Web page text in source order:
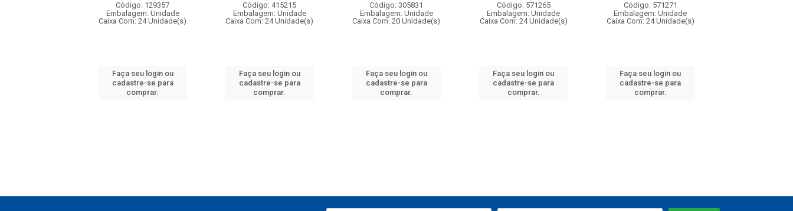
Código: 129357
Embalagem: Unidade
Caixa Com: 24 Unidade(s)
Faça seu login ou
cadastre-se para
comprar.
Código: 415215
Embalagem: Unidade
Caixa Com: 24 Unidade(s)
Faça seu login ou
cadastre-se para
comprar.
Código: 305831
Embalagem: Unidade
Caixa Com: 20 Unidade(s)
Faça seu login ou
cadastre-se para
comprar.
Código: 571265
Embalagem: Unidade
Caixa Com: 24 Unidade(s)
Faça seu login ou
cadastre-se para
comprar.
Código: 571271
Embalagem: Unidade
Caixa Com: 24 Unidade(s)
Faça seu login ou
cadastre-se para
comprar.